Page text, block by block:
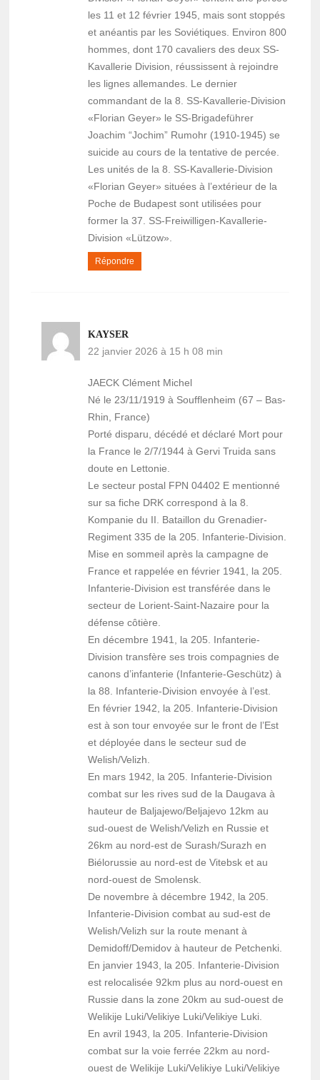
les 11 et 12 février 1945, mais sont stoppés
et anéantis par les Soviétiques. Environ 800
hommes, dont 170 cavaliers des deux SS-
Kavallerie Division, réussissent à rejoindre
les lignes allemandes. Le dernier
commandant de la 8. SS-Kavallerie-Division
«Florian Geyer» le SS-Brigadeführer
Joachim “Jochim” Rumohr (1910-1945) se
suicide au cours de la tentative de percée.
Les unités de la 8. SS-Kavallerie-Division
«Florian Geyer» situées à l’extérieur de la
Poche de Budapest sont utilisées pour
former la 37. SS-Freiwilligen-Kavallerie-
Division «Lützow».
Répondre
KAYSER
22 janvier 2026 à 15 h 08 min
JAECK Clément Michel
Né le 23/11/1919 à Soufflenheim (67 – Bas-
Rhin, France)
Porté disparu, décédé et déclaré Mort pour
la France le 2/7/1944 à Gervi Truida sans
doute en Lettonie.
Le secteur postal FPN 04402 E mentionné
sur sa fiche DRK correspond à la 8.
Kompanie du II. Bataillon du Grenadier-
Regiment 335 de la 205. Infanterie-Division.
Mise en sommeil après la campagne de
France et rappelée en février 1941, la 205.
Infanterie-Division est transférée dans le
secteur de Lorient-Saint-Nazaire pour la
défense côtière.
En décembre 1941, la 205. Infanterie-
Division transfère ses trois compagnies de
canons d’infanterie (Infanterie-Geschütz) à
la 88. Infanterie-Division envoyée à l’est.
En février 1942, la 205. Infanterie-Division
est à son tour envoyée sur le front de l’Est
et déployée dans le secteur sud de
Welish/Velizh.
En mars 1942, la 205. Infanterie-Division
combat sur les rives sud de la Daugava à
hauteur de Baljajewo/Beljajevo 12km au
sud-ouest de Welish/Velizh en Russie et
26km au nord-est de Surash/Surazh en
Biélorussie au nord-est de Vitebsk et au
nord-ouest de Smolensk.
De novembre à décembre 1942, la 205.
Infanterie-Division combat au sud-est de
Welish/Velizh sur la route menant à
Demidoff/Demidov à hauteur de Petchenki.
En janvier 1943, la 205. Infanterie-Division
est relocalisée 92km plus au nord-ouest en
Russie dans la zone 20km au sud-ouest de
Welikije Luki/Velikiye Luki/Velikiye Luki.
En avril 1943, la 205. Infanterie-Division
combat sur la voie ferrée 22km au nord-
ouest de Welikije Luki/Velikiye Luki/Velikiye